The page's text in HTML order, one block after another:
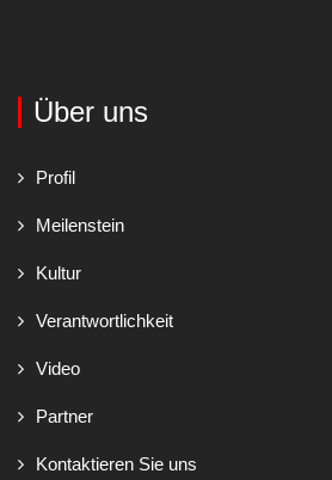
Über uns
Profil
Meilenstein
Kultur
Verantwortlichkeit
Video
Partner
Kontaktieren Sie uns